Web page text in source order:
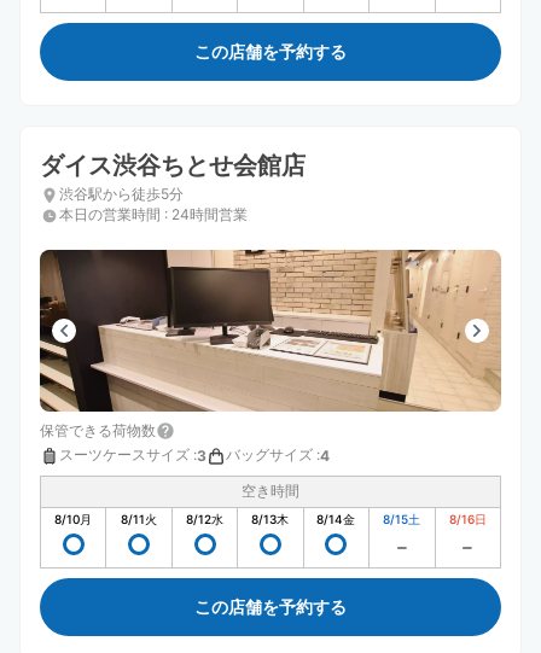
この店舗を予約する
ダイス渋谷ちとせ会館店
渋谷駅から徒歩5分
本日の営業時間 : 24時間営業
保管できる荷物数
スーツケースサイズ :3 バッグサイズ :4
空き時間
8/10月 8/11火 8/12水 8/13木 8/14金 8/15土 8/16日
この店舗を予約する